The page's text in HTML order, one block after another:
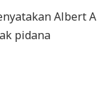
Albert A
pidana